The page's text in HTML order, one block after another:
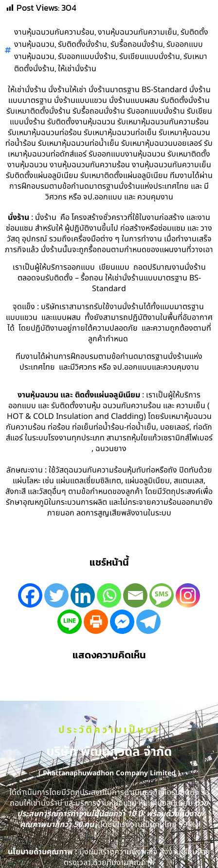
Post Views:304
งานหุ้มฉนวนกันความร้อน,งานหุ้มฉนวนกันความเย็น,รับติดตั้ง
งานหุ้มฉนวน,รับติดตั้งนั่งร้าน,รับรื้อถอนนั่งร้าน,รับออกแบบ
งานหุ้มฉนวน,รับออกแบบนั่งร้าน,รับเขียนแบบนั่งร้าน,รับเหมา
ติดตั้งนั่งร้าน,ให้เช่านั่งร้าน
ให้เช่านั่งร้าน นั่งร้านให้เช่า นั่งร้านมาตรฐาน BS-Standard นั่งร้าน
แบบมาตรฐาน นั่งร้านแบบแขวน นั่งร้านแบบผสม รับติดตั้งนั่งร้าน
รับเหมาติดตั้งนั่งร้าน รับรื้อถอนนั่งร้าน รับออกแบบนั่งร้าน รับเขียน
แบบนั่งร้าน รับติดตั้งงานหุ้มฉนวน รับเหมาหุ้มฉนวนกันความร้อน
รับเหมาหุ้มฉนวนท่อร้อน รับเหมาหุ้มฉนวนท่อเย็น รับเหมาหุ้มฉนวน
ท่อน้ำร้อน รับเหมาหุ้มฉนวนท่อน้ำเย็น รับเหมาหุ้มฉนวนบอยเลอร์ รับ
เหมาหุ้มฉนวนท่อดักส์แอร์ รับออกแบบงานหุ้มฉนวน รับเหมาติดตั้ง
งานหุ้มฉนวน งานหุ้มฉนวนกันความร้อน งานหุ้มฉนวนกันความเย็น
รับติดตั้งแผ่นอลูมิเนียม รับเหมาติดตั้งแผ่นอลูมิเนียม ทีมงานได้ผ่าน
การฝึกอบรมตามข้อกำนดมาตรฐานนั่งร้านแห่งประเทศไทย และ มี
วิศวกร หรือ จป.ออกแบบ และ ควบคุมงาน
นั่งร้าน : นั่งร้าน คือ โครงสร้างชั่วคราวที่ใช้ในงานก่อสร้าง และงาน
ซ่อมแซม สำหรับให้ ผู้ปฏิบัติงานขึ้นไป ก่อสร้างหรือซ่อมแซม และ วาง
วัสดุ อุปกรณ์ รวมถึงเครื่องมือต่าง ๆ ในการทำงาน เมื่อทำงานเสร็จ
ภารกิจแล้ว นั่งร้านนั้นจะถูกรื้อถอนตามกำหนดของแผนงานที่วางเอา
เราเป็นผู้ให้บริการออกแบบ เขียนแบบ ถอดปริมาณงานนั่งร้าน
ตลอดจนรับติดตั้ง – รื้อถอน ให้เช่านั่งร้านแบบมาตรฐาน BS-
Standard
จุดแข็ง : บริษัทเราสามารถรับใช้งานนั่งร้านได้ทั้งแบบมาตรฐาน
แบบแขวน และแบบผสม ทั้งยังสามารถปฏิบัติงานในพื้นที่อับอากาศ
ได้ โดยปฏิบัติงานอยู่ภายใต้ความปลอดภัย และความถูกต้องตามที่
ลูกค้ากำหนด
ทีมงานได้ผ่านการฝึกอบรมตามข้อกำนดมาตรฐานนั่งร้านแห่ง
ประเทศไทย และมีวิศวกร หรือ จป.ออกแบบและควบคุมงาน
งานหุ้มฉนวน และ ติดตั้งแผ่นอลูมิเนียม : เราเป็นผู้ให้บริการ
ออกแบบ และ รับติดตั้งงานหุ้ม ฉนวนกันความร้อน และ ความเย็น (
HOT & COLD Insulation and Cladding) โดยรับเหมาหุ้มฉนวน
กันความร้อน ท่อร้อน ท่อเย็นท่อน้ำร้อน-ท่อน้ำเย็น, บอยเลอร์, ท่อดัก
ส์แอร์ ในระบบโรงงานทุกประเภท สามารถหุ้มใยแก้วเซรามิกส์ไฟเบอร์
, ฉนวนยาง
ลักษณะงาน : ใช้วัสดุฉนวนกันความร้อนหุ้มทับท่อหรือถัง ปิดทับด้วย
แผ่นโลหะ เช่น แผ่นแดลเซี่ยมซิลิเกต, แผ่นอลูมิเนียม, สแตนเลส,
สังกะสี และวัสดุอื่นๆ ตามข้อกำหนดของลูกค้า โดยมีวัตถุประสงค์เพื่อ
รักษาอุณหภูมิในกระบวนการผลิต และไม่กระจายความร้อนออกมายัง
ภายนอก ลดการสูญเสียพลังงานในระบบ
แชร์หน้านี้
แสดงความคิดเห็น
ประวัติความเป็นมา
บริษัท พัฒนภูวดล จำกัด
( Phattanaphuwadhon Company Limited )
ได้ดำเนินการโดยมีวัตถุประสงค์ในการดำเนินธุรกิจคือรับติดตั้ง รื้อ
ถอนให้เช่านั่งร้าน และบริการงานหุ้มฉนวน หุ้มแผ่นอลูมิเนียมด้วย
ประสบการณ์การทำงานไม่น้อยกว่า 10 ปี พร้อมด้วยทีมงาน
คุณภาพมากกว่า 50 คน(โดยมีแรงงานเป็นคนไทย 99 %)
นโยบายด้านคุณภาพ :มุ่งมั่นสร้างความพึงพอใจ ส่งงานเรียบร้อย
ตรงเวลา ด้วยทีมงานคุณภาพ